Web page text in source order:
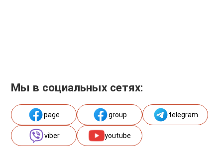
Мы в социальных сетях:
page group telegram
viber youtube